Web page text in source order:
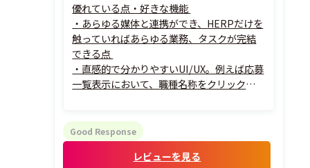
優れている点・好きな機能
・あらゆる媒体と連携ができ、HERPだけを
触っていればあらゆる業務、タスクが完結
できる点
・直感的で分かりやすいUI/UX。例えば応募
一覧表示において、職種名称をクリックする
ブが分かれている、プライベートタブがあ
る、と痒いところに手が届くような仕様、
設計となっている点
Good Response
レビューを見る